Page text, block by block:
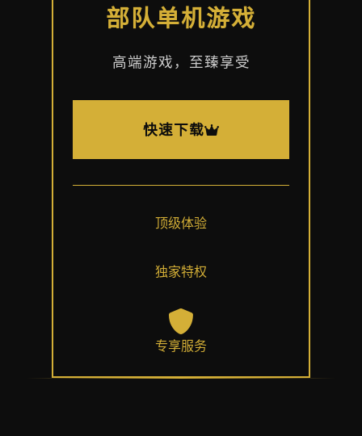
部队单机游戏
高端游戏，至臻享受
快速下载
顶级体验
独家特权
专享服务